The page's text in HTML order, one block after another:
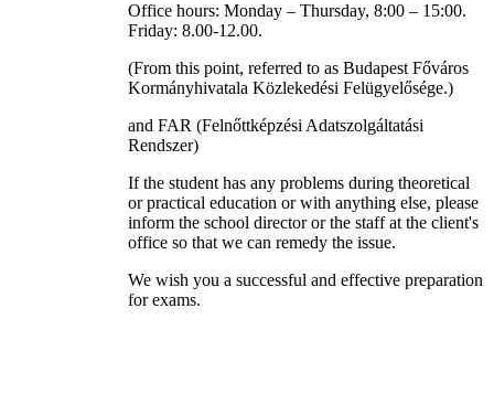
Office hours: Monday – Thursday, 8:00 – 15:00.
Friday: 8.00-12.00.
(From this point, referred to as Budapest Főváros
Kormányhivatala Közlekedési Felügyelősége.)
and FAR (Felnőttképzési Adatszolgáltatási
Rendszer)
If the student has any problems during theoretical
or practical education or with anything else, please
inform the school director or the staff at the client's
office so that we can remedy the issue.
We wish you a successful and effective preparation
for exams.